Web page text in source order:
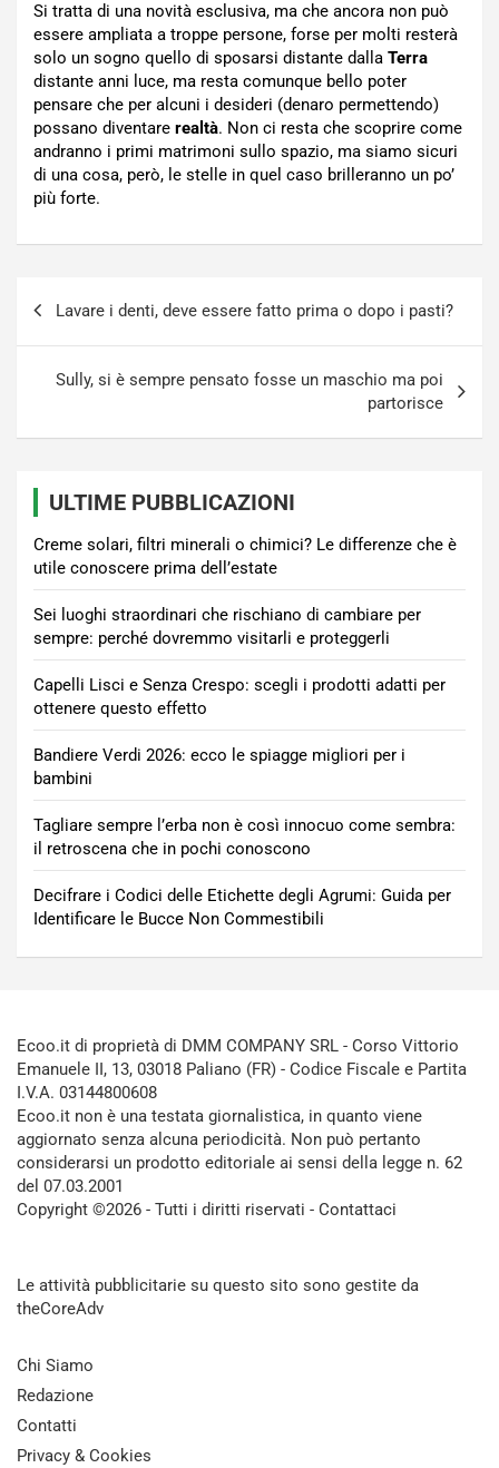
Si tratta di una novità esclusiva, ma che ancora non può
essere ampliata a troppe persone, forse per molti resterà
solo un sogno quello di sposarsi distante dalla Terra
distante anni luce, ma resta comunque bello poter
pensare che per alcuni i desideri (denaro permettendo)
possano diventare realtà. Non ci resta che scoprire come
andranno i primi matrimoni sullo spazio, ma siamo sicuri
di una cosa, però, le stelle in quel caso brilleranno un po’
più forte.
Lavare i denti, deve essere fatto prima o dopo i pasti?
Sully, si è sempre pensato fosse un maschio ma poi
partorisce
ULTIME PUBBLICAZIONI
Creme solari, filtri minerali o chimici? Le differenze che è
utile conoscere prima dell’estate
Sei luoghi straordinari che rischiano di cambiare per
sempre: perché dovremmo visitarli e proteggerli
Capelli Lisci e Senza Crespo: scegli i prodotti adatti per
ottenere questo effetto
Bandiere Verdi 2026: ecco le spiagge migliori per i
bambini
Tagliare sempre l’erba non è così innocuo come sembra:
il retroscena che in pochi conoscono
Decifrare i Codici delle Etichette degli Agrumi: Guida per
Identificare le Bucce Non Commestibili
Ecoo.it di proprietà di DMM COMPANY SRL - Corso Vittorio
Emanuele II, 13, 03018 Paliano (FR) - Codice Fiscale e Partita
I.V.A. 03144800608
Ecoo.it non è una testata giornalistica, in quanto viene
aggiornato senza alcuna periodicità. Non può pertanto
considerarsi un prodotto editoriale ai sensi della legge n. 62
del 07.03.2001
Copyright ©2026 - Tutti i diritti riservati - Contattaci
Le attività pubblicitarie su questo sito sono gestite da
theCoreAdv
Chi Siamo
Redazione
Contatti
Privacy & Cookies